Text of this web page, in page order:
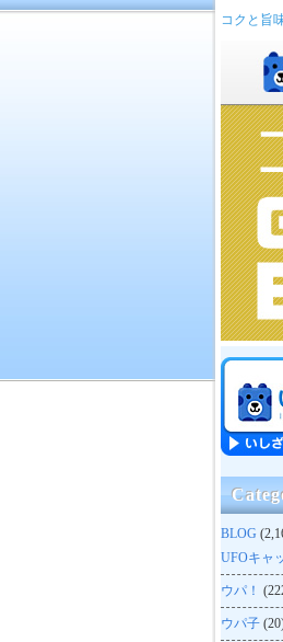
コクと旨
BLOG
UFOキャ
ウパ！
ウパ子